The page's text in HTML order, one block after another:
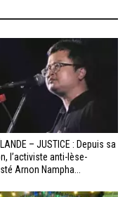
– JUSTICE : Depuis sa
l’activiste anti-lèse-
Arnon Nampha...